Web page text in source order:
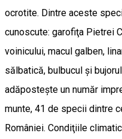
ocrotite. Dintre aceste
cunoscute: garofiţa Pietrei
voinicului, macul galben,
sălbatică, bulbucul și
adăpostește un număr
munte, 41 de specii dintre
României. Condiţiile